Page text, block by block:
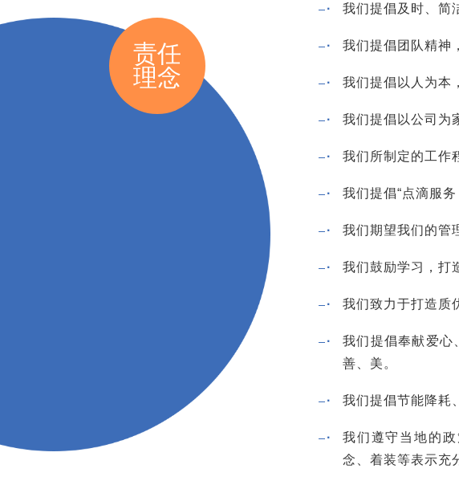
责任
理念
· 我们提倡及时、简
· 我们提倡团队精神
· 我们提倡以人为本
· 我们提倡以公司为
· 我们所制定的工作
· 我们提倡“点滴服
· 我们期望我们的管
· 我们鼓励学习，打
· 我们致力于打造质
·
我们提倡奉献爱心
善、美。
· 我们提倡节能降耗
·
我们遵守当地的
念、着装等表示充